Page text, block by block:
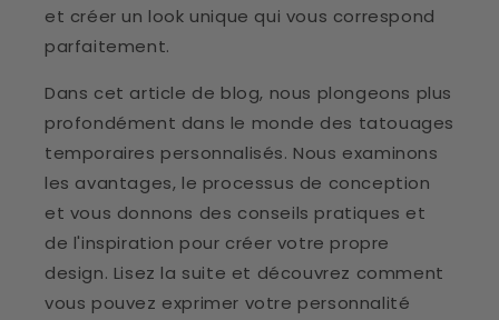
et créer un look unique qui vous correspond
parfaitement.
Dans cet article de blog, nous plongeons plus
profondément dans le monde des tatouages
temporaires personnalisés. Nous examinons
les avantages, le processus de conception
et vous donnons des conseils pratiques et
de l'inspiration pour créer votre propre
design. Lisez la suite et découvrez comment
vous pouvez exprimer votre personnalité